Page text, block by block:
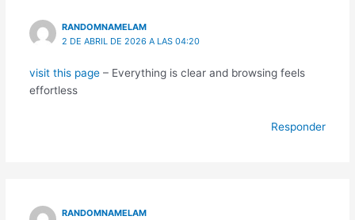
RANDOMNAMELAM
2 DE ABRIL DE 2026 A LAS 04:20
visit this page– Everything is clear and browsing feels
effortless
Responder
RANDOMNAMELAM